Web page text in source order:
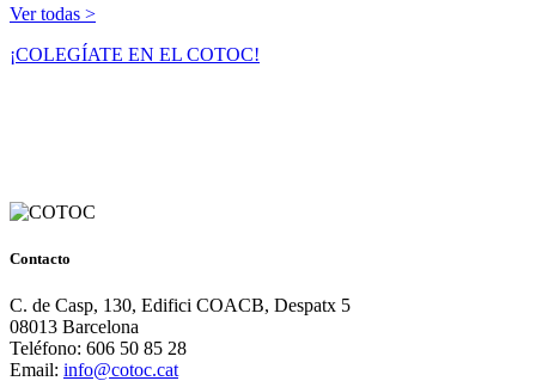
Ver todas >
¡COLEGÍATE EN EL COTOC!
Contacto
C. de Casp, 130, Edifici COACB, Despatx 5
08013 Barcelona
Teléfono: 606 50 85 28
Email: info@cotoc.cat